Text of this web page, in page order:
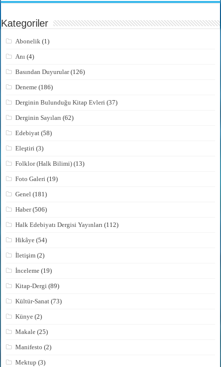
Kategoriler
Abonelik (1)
Anı (4)
Basından Duyurular(126)
Deneme (186)
Derginin Bulunduğu Kitap Evleri (37)
Derginin Sayıları (62)
Edebiyat (58)
Eleştiri (3)
Folklor (Halk Bilimi) (13)
Foto Galeri (19)
Genel (181)
Haber(506)
Halk Edebiyatı Dergisi Yayınları (112)
Hikâye (54)
İletişim (2)
İnceleme (19)
Kitap-Dergi (89)
Kültür-Sanat (73)
Künye (2)
Makale (25)
Manifesto (2)
Mektup (3)